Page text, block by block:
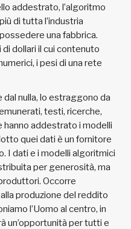
addestrato, l’algoritmo
di tutta l’industria
una fabbrica.
dollari il cui contenuto
i pesi di una rete
nulla, lo estraggono da
testi, ricerche,
addestrato i modelli
quei dati è un fornitore
I dati e i modelli algoritmici
per generosità, ma
Occorre
produzione del reddito
l’Uomo al centro, in
un’opportunità per tutti e